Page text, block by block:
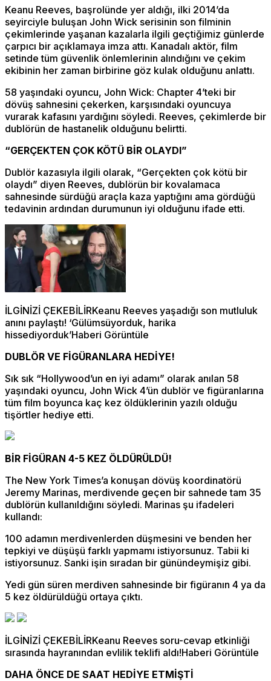
Keanu Reeves, başrolünde yer aldığı, ilki 2014’da
seyirciyle buluşan John Wick serisinin son filminin
çekimlerinde yaşanan kazalarla ilgili geçtiğimiz günlerde
çarpıcı bir açıklamaya imza attı. Kanadalı aktör, film
setinde tüm güvenlik önlemlerinin alındığını ve çekim
ekibinin her zaman birbirine göz kulak olduğunu anlattı.
58 yaşındaki oyuncu, John Wick: Chapter 4’teki bir
dövüş sahnesini çekerken, karşısındaki oyuncuya
vurarak kafasını yardığını söyledi. Reeves, çekimlerde bir
dublörün de hastanelik olduğunu belirtti.
“GERÇEKTEN ÇOK KÖTÜ BİR OLAYDI”
Dublör kazasıyla ilgili olarak, “Gerçekten çok kötü bir
olaydı” diyen Reeves, dublörün bir kovalamaca
sahnesinde sürdüğü araçla kaza yaptığını ama gördüğü
tedavinin ardından durumunun iyi olduğunu ifade etti.
İLGİNİZİ ÇEKEBİLİRKeanu Reeves yaşadığı son mutluluk
anını paylaştı! ‘Gülümsüyorduk, harika
hissediyorduk’Haberi Görüntüle
DUBLÖR VE FİGÜRANLARA HEDİYE!
Sık sık “Hollywood’un en iyi adamı” olarak anılan 58
yaşındaki oyuncu, John Wick 4’ün dublör ve figüranlarına
tüm film boyunca kaç kez öldüklerinin yazılı olduğu
tişörtler hediye etti.
BİR FİGÜRAN 4-5 KEZ ÖLDÜRÜLDÜ!
The New York Times’a konuşan dövüş koordinatörü
Jeremy Marinas, merdivende geçen bir sahnede tam 35
dublörün kullanıldığını söyledi. Marinas şu ifadeleri
kullandı:
100 adamın merdivenlerden düşmesini ve benden her
tepkiyi ve düşüşü farklı yapmamı istiyorsunuz. Tabii ki
istiyorsunuz. Sanki işin sıradan bir günündeymişiz gibi.
Yedi gün süren merdiven sahnesinde bir figüranın 4 ya da
5 kez öldürüldüğü ortaya çıktı.
İLGİNİZİ ÇEKEBİLİRKeanu Reeves soru-cevap etkinliği
sırasında hayranından evlilik teklifi aldı!Haberi Görüntüle
DAHA ÖNCE DE SAAT HEDİYE ETMİŞTİ